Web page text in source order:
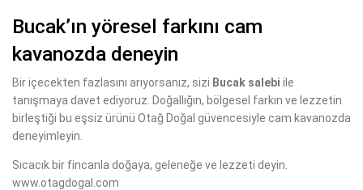
Bucak’ın yöresel farkını cam
kavanozda deneyin
Bir içecekten fazlasını arıyorsanız, sizi Bucak salebi ile
tanışmaya davet ediyoruz. Doğallığın, bölgesel farkın ve lezzetin
birleştiği bu eşsiz ürünü Otağ Doğal güvencesiyle cam kavanozda
deneyimleyin.
Sıcacık bir fincanla doğaya, geleneğe ve lezzeti deyin.
www.otagdogal.com